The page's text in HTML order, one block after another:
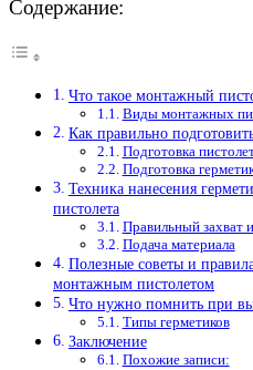
Содержание:
Что такое монтажный
Виды монтажных
Как правильно
Подготовка
Подготовка
Техника нанесения
пистолета
Правильный захват
Подача материала
Полезные советы и
монтажным пистолетом
Что нужно помнить при
Типы герметиков
Заключение
Похожие записи: